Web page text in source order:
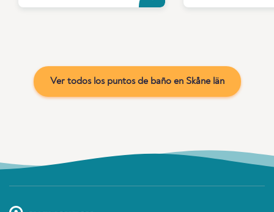
Ver todos los puntos de baño en Skåne län